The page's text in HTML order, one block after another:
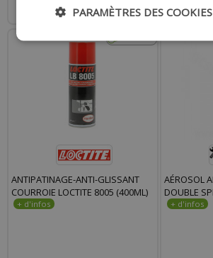
Expédition Rapide
ANTIPATINAGE-ANTI-GLISSANT
COURROIE LOCTITE 8005 (400ML)
AÉROSOL
DOUBLE
PARAMÈTRES DES COOKIES